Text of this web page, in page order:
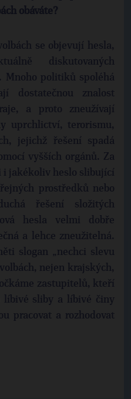
obáváte?
se objevují hesla,
diskutovaných
Mnoho politiků spoléhá
dostatečnou znalost
a proto zneužívají
uprchlictví, terorismu,
jejichž řešení spadá
vyšších orgánů. Za
i jakékoliv heslo slibující
prostředků nebo
řešení složitých
hesla velmi dobře
a lehce zneužitelná.
slogan „nechci slevu
nejen krajských,
zastupitelů, kteří
líbivé sliby a líbivé činy
pracovat a rozhodovat